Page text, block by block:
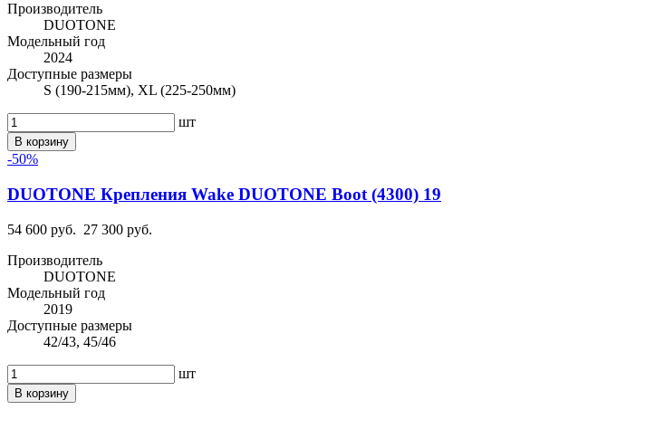
Производитель
DUOTONE
Модельный год
2024
Доступные размеры
S (190-215мм), XL (225-250мм)
шт
В корзину
-50%
DUOTONE Крепления Wake DUOTONE Boot (4300) 19
54 600 руб. 27 300 руб.
Производитель
DUOTONE
Модельный год
2019
Доступные размеры
42/43, 45/46
шт
В корзину